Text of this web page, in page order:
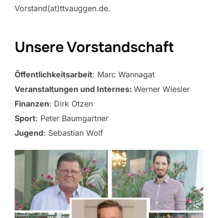
Vorstand(at)ttvauggen.de.
Unsere Vorstandschaft
Öffentlichkeitsarbeit: Marc Wannagat
Veranstaltungen und Internes: Werner Wiesler
Finanzen: Dirk Otzen
Sport: Peter Baumgartner
Jugend: Sebastian Wolf